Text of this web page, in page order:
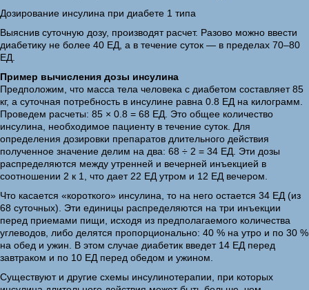
Дозирование инсулина при диабете 1 типа
Выяснив суточную дозу, производят расчет. Разово можно ввести
диабетику не более 40 ЕД, а в течение суток — в пределах 70–80
ЕД.
Пример вычисления дозы инсулина
Предположим, что масса тела человека с диабетом составляет 85
кг, а суточная потребность в инсулине равна 0.8 ЕД на килограмм.
Проведем расчеты: 85 × 0.8 = 68 ЕД. Это общее количество
инсулина, необходимое пациенту в течение суток. Для
определения дозировки препаратов длительного действия
полученное значение делим на два: 68 ÷ 2 = 34 ЕД. Эти дозы
распределяются между утренней и вечерней инъекцией в
соотношении 2 к 1, что дает 22 ЕД утром и 12 ЕД вечером.
Что касается «короткого» инсулина, то на него остается 34 ЕД (из
68 суточных). Эти единицы распределяются на три инъекции
перед приемами пищи, исходя из предполагаемого количества
углеводов, либо делятся пропорционально: 40 % на утро и по 30 %
на обед и ужин. В этом случае диабетик введет 14 ЕД перед
завтраком и по 10 ЕД перед обедом и ужином.
Существуют и другие схемы инсулинотерапии, при которых